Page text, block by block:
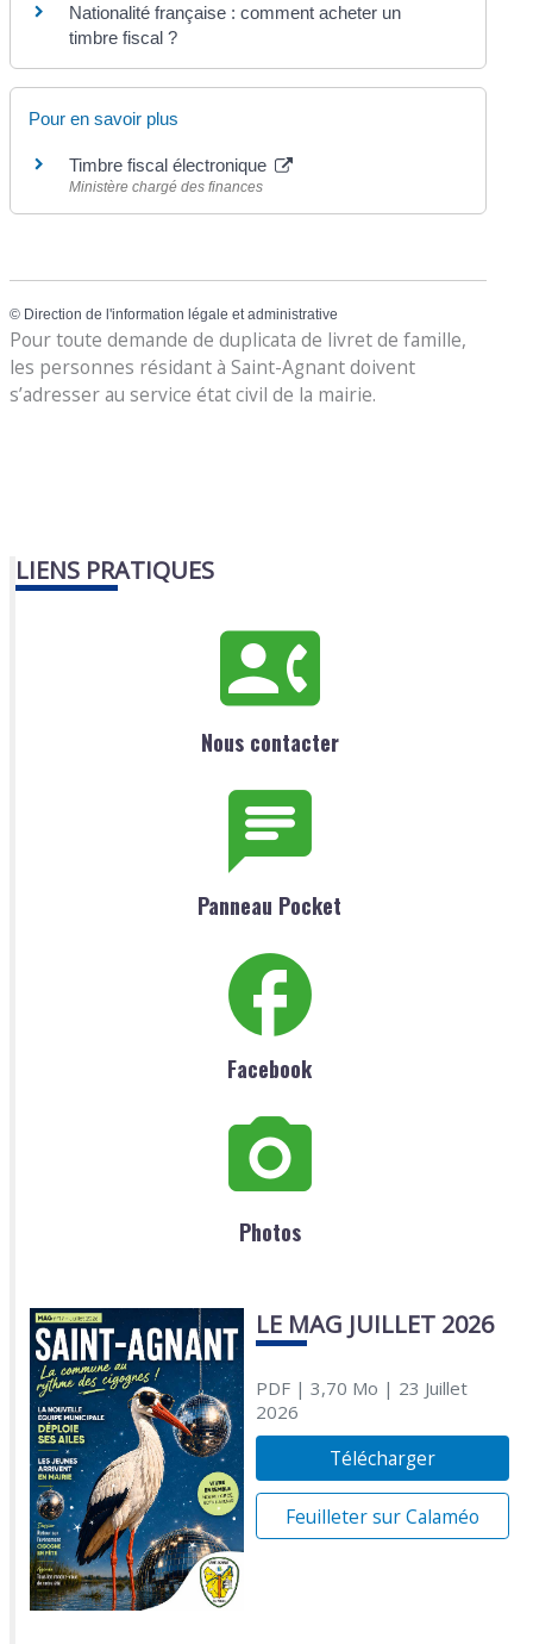
Nationalité française : comment acheter un
timbre fiscal ?
Pour en savoir plus
Timbre fiscal électronique
Ministère chargé des finances
© Direction de l'information légale et administrative
Pour toute demande de duplicata de livret de famille,
les personnes résidant à Saint-Agnant doivent
s’adresser au service état civil de la mairie.
LIENS PRATIQUES
Nous contacter
Panneau Pocket
Facebook
Photos
LE MAG JUILLET 2026
PDF| 3,70 Mo | 23 Juillet
2026
Télécharger
Feuilleter sur Calaméo